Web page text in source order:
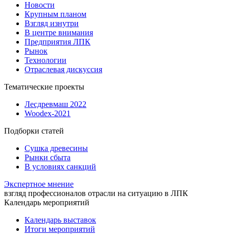
Новости
Крупным планом
Взгляд изнутри
В центре внимания
Предприятия ЛПК
Рынок
Технологии
Отраслевая дискуссия
Тематические проекты
Лесдревмаш 2022
Woodex-2021
Подборки статей
Сушка древесины
Рынки сбыта
В условиях санкций
Экспертное мнение
взгляд профессионалов отрасли на ситуацию в ЛПК
Календарь мероприятий
Календарь выставок
Итоги мероприятий